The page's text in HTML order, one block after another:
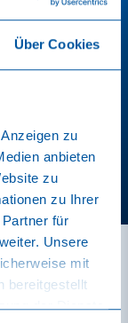
Über Cookies
zu
anbieten
zu
zu Ihrer
für
Unsere
mit
bereitgestellt
der Dienste
à découvrir
Forfaits